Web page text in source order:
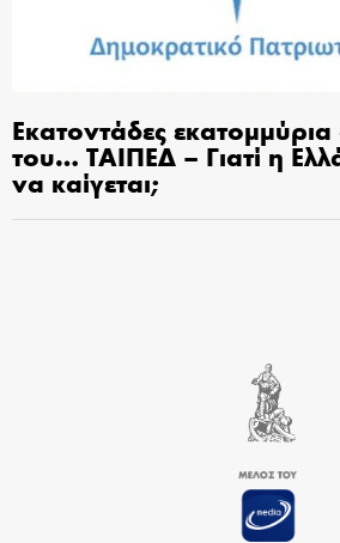
Εκατοντάδες
του… ΤΑΙΠΕΔ – Γιατί η
να καίγεται;